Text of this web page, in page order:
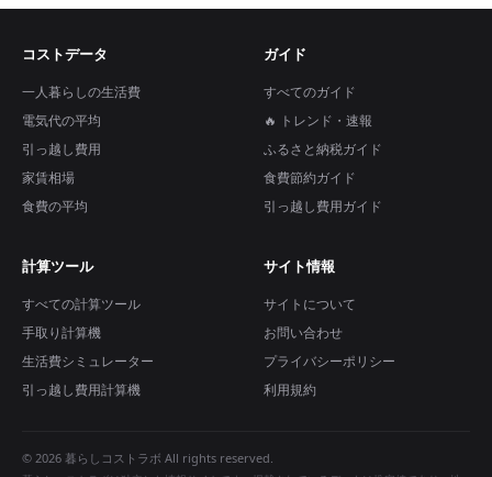
コストデータ
一人暮らしの生活費
電気代の平均
引っ越し費用
家賃相場
食費の平均
ガイド
すべてのガイド
🔥 トレンド・速報
ふるさと納税ガイド
食費節約ガイド
引っ越し費用ガイド
計算ツール
すべての計算ツール
手取り計算機
生活費シミュレーター
引っ越し費用計算機
サイト情報
サイトについて
お問い合わせ
プライバシーポリシー
利用規約
© 2026 暮らしコストラボ All rights reserved.